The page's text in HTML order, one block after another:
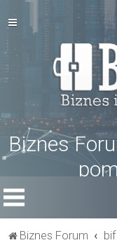
Biznes
Biznes Forum